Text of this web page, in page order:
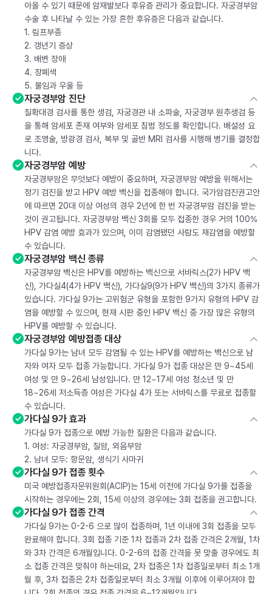
아올 수 있기 때문에 암재발보다 후유증 관리가 중요합니다. 자궁경부암
수술 후 나타날 수 있는 가장 흔한 후유증은 다음과 같습니다.
1. 림프부종
2. 갱년기 증상
3. 배변 장애
4. 장폐색
5. 불임과 우울 등
자궁경부암 진단
질확대경 검사를 통한 생검, 자궁경관 내 소파술, 자궁경부 원추생검 등
을 통해 암세포 존재 여부와 암세포 침범 정도를 확인합니다. 배설성 요
로 조영술, 방광경 검사, 복부 및 골반 MRI 검사를 시행해 병기를 결정합
니다.
자궁경부암 예방
자궁경부암은 무엇보다 예방이 중요하며, 자궁경부암 예방을 위해서는
정기 검진을 받고 HPV 예방 백신을 접종해야 합니다. 국가암검진권고안
에 따르면 20대 이상 여성의 경우 2년에 한 번 자궁경부암 검진을 받는
것이 권고됩니다. 자궁경부암 백신 3회를 모두 접종한 경우 거의 100%
HPV 감염 예방 효과가 있으며, 이미 감염됐던 사람도 재감염을 예방할
수 있습니다.
자궁경부암 백신 종류
자궁경부암 백신은 HPV를 예방하는 백신으로 서바릭스(2가 HPV 백
신), 가다실4(4가 HPV 백신), 가다실9(9가 HPV 백신)의 3가지 종류가
있습니다. 가다실 9가는 고위험군 유형을 포함한 9가지 유형의 HPV 감
염을 예방할 수 있으며, 현재 시판 중인 HPV 백신 중 가장 많은 유형의
HPV를 예방할 수 있습니다.
자궁경부암 예방접종 대상
가다실 9가는 남녀 모두 감염될 수 있는 HPV를 예방하는 백신으로 남
자와 여자 모두 접종 가능합니다. 가다실 9가 접종 대상은 만 9~45세
여성 및 만 9~26세 남성입니다. 만 12~17세 여성 청소년 및 만
18~26세 저소득층 여성은 가다실 4가 또는 서바릭스를 무료로 접종할
수 있습니다.
가다실 9가 효과
가다실 9가 접종으로 예방 가능한 질환은 다음과 같습니다.
1. 여성: 자궁경부암, 질암, 외음부암
2. 남녀 모두: 항문암, 생식기 사마귀
가다실 9가 접종 횟수
미국 예방접종자문위원회(ACIP)는 15세 이전에 가다실 9가를 접종을
시작하는 경우에는 2회, 15세 이상의 경우에는 3회 접종을 권고합니다.
가다실 9가 접종 간격
가다실 9가는 0-2-6 으로 많이 접종하며, 1년 이내에 3회 접종을 모두
완료해야 합니다. 3회 접종 기준 1차 접종과 2차 접종 간격은 2개월, 1차
와 3차 간격은 6개월입니다. 0-2-6의 접종 간격을 못 맞출 경우에도 최
소 접종 간격은 맞춰야 하는데요, 2차 접종은 1차 접종일로부터 최소 1개
월 후, 3차 접종은 2차 접종일로부터 최소 3개월 이후에 이루어져야 합